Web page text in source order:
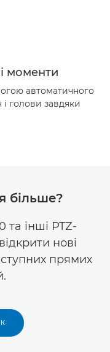
моменти
автоматичного
голови завдяки
більше?
та інші PTZ-
нові
прямих